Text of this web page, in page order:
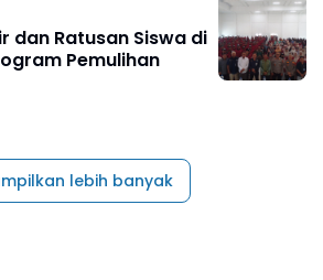
dan Ratusan Siswa di
Pemulihan
lebih banyak